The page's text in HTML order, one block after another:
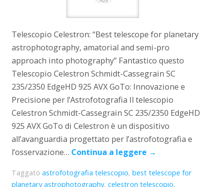
Telescopio Celestron: “Best telescope for planetary
astrophotography, amatorial and semi-pro
approach into photography” Fantastico questo
Telescopio Celestron Schmidt-Cassegrain SC
235/2350 EdgeHD 925 AVX GoTo: Innovazione e
Precisione per l’Astrofotografia Il telescopio
Celestron Schmidt-Cassegrain SC 235/2350 EdgeHD
925 AVX GoTo di Celestron è un dispositivo
all’avanguardia progettato per l’astrofotografia e
l’osservazione… Continua a leggere →
Taggatoastrofotografia telescopio,best telescope for
planetary astrophotography,celestron telescopio,